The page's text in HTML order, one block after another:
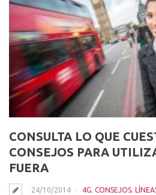
CONSULTA LO QUE
CONSEJOS PARA
FUERA
24/10/2014 4G, CONSEJOS,